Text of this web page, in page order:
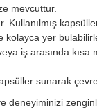
mevcuttur.
Kullanılmış
kolayca yer
iş arasında kısa
sunarak
deneyiminizi